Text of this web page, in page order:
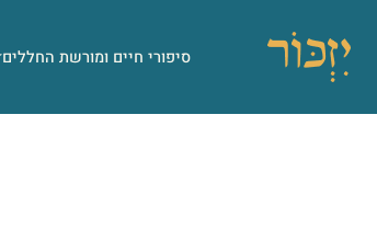
סיפורי חיים ומורשת החללים